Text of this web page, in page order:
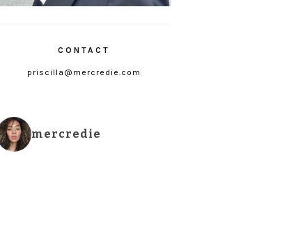
CONTACT
priscilla@mercredie.com
mercredie